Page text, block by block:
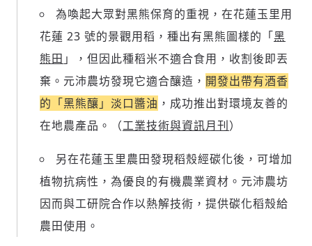
為喚起大眾對黑熊保育的重視，在花蓮玉里用
花蓮 23 號的景觀用稻，種出有黑熊圖樣的「黑
熊田 」，但因此種稻米不適合食用，收割後即丟
棄。元沛農坊發現它適合釀造， 開發出帶有酒香
的「黑熊釀」淡口醬油 ，成功推出對環境友善的
在地農產品。（工業技術與資訊月刊）
另在花蓮玉里農田發現稻殼經碳化後，可增加
植物抗病性，為優良的有機農業資材。元沛農坊
因而與工研院合作以熱解技術，提供碳化稻殼給
農田使用。